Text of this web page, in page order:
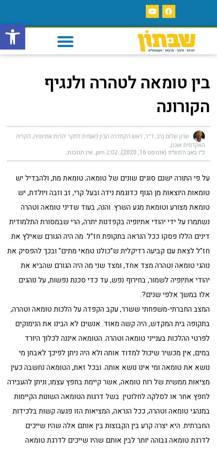
פתח
בין טומאה לטהרה ולנגיף
הקורונה
שרון שלום (רב, ד"ר, ראש הקתדרה הבין לאומית לחקר יהדות אתיופיה, הקריה
האקדמית אונו)
כ״ו באב ה׳תש״פ (אוגוסט 16, 2020) 2:02 pm אין תגובות
על פי התורה ישנם סוגים שונים של טומאה; טומאת מת, ולהבדיל יש
טומאות היוצאות מן הגוף כדוגמת נידה ובעל קרי, זב וזבה ויולדת, יש
טומאת מצורע וטומאת מגע השרץ. והנה, בעוד שדיני טומאה וטהרה
נשתמרו על ידי יהודי אתיופיה בקפדנות יתרה, הרי שבמסורת התלמודית
דינים הללו פסקו ככל הנראה בתקופת חז"ל. מה היה הגורם שאילץ את
חז"ל לצאת עם קביעה רדיקלית ש"כולנו טמאי מתים" ובכך להפסיק את
נוהגי טומאה וטהרה מצד אחד, ומצד שני מה היה הגורם שהביא את
יהודי אתיופיה לשמור, בחירוף נפש, עד כדי סכנת נפשות, על נוהגים
אלו במשך אלפי שנים?.
המצב החברתי-משפחתי ששרר, עקב הקפדה על הלכות טומאה וטהרה,
בתקופה בית המקדש, היה קשה מאוד. אנשים לא הבינו את הנימוקים
לפרטי ההלכות בענייני טומאה וטהרה. הטומאה איננה לכלוך היורד
במים, אין מכשיר שיכול למדוד אותה ולא היה ניתן לפיכך לאבחן מי
נושא את טומאה ומי אינו נושא אותה. ובכל זאת, הטומאה נחשבה כעין
מציאות ממשית של רוח טומאה, אשר קיימת בחפץ עצמו, וניתן להעבירה
לחפץ אחר או לסלקה לחלוטין. בשל דרגות הטומאה השונות הקיימות
במנהגי טומאה וטהרה, ככל הנראה, המציאות הזו פגעה קשות בלכידות
החברתית. היא יצרה קרע בין הקבוצות בין אותם אלה שהיו שייכים
לדרגת טומאה גבוהה יותר לבין אותם שהיו שייכים לדרגת טומאה